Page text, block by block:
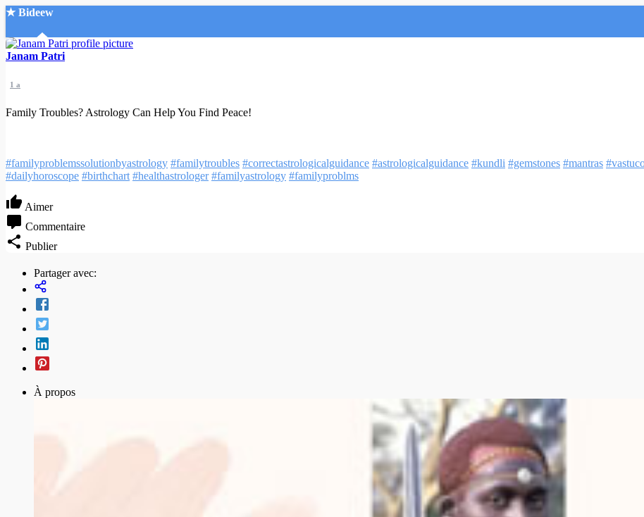
★ Bideew
Accueil
Mon compte
Mode nuit
Janam Patri
1 a
Family Troubles? Astrology Can Help You Find Peace!
#familyproblemssolutionbyastrology #familytroubles #correctastrologicalguidance #astrologicalguidance #kundli #gemstones #mantras
#dailyhoroscope #birthchart #healthastrologer #familyastrology #familyproblms
Aimer
Commentaire
Publier
Partager avec:
À propos